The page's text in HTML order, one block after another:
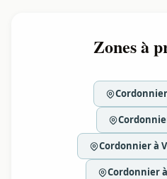
Zones à
Cordonnier à
Cordonnier